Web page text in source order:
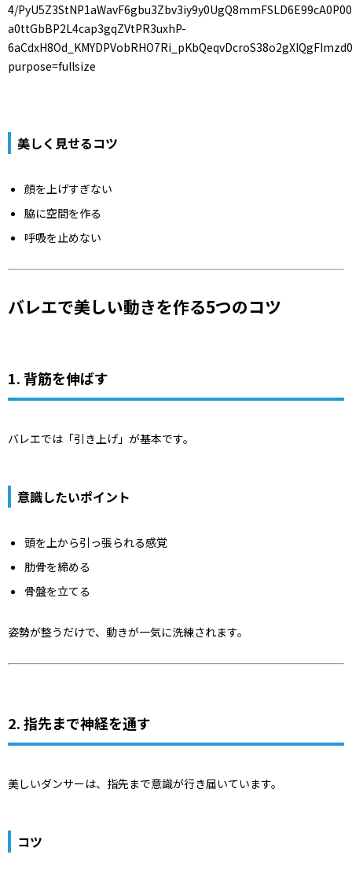
美しく見せるコツ
顔を上げすぎない
脇に空間を作る
呼吸を止めない
バレエで美しい動きを作る5つのコツ
1. 背筋を伸ばす
バレエでは「引き上げ」が基本です。
意識したいポイント
頭を上から引っ張られる感覚
肋骨を締める
骨盤を立てる
姿勢が整うだけで、動きが一気に洗練されます。
2. 指先まで神経を通す
美しいダンサーは、指先まで意識が行き届いています。
コツ